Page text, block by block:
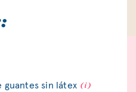
guantes sin látex